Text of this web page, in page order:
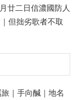
廿二日信濃國防人
但拙劣歌者不取
｜手向醎｜地名